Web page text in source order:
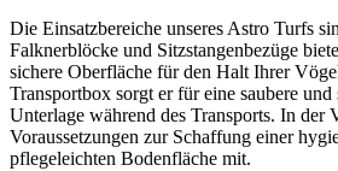
Die Einsatzbereiche unseres Astro Turfs
Falknerblöcke und Sitzstangenbezüge
sichere Oberfläche für den Halt Ihrer
Transportbox sorgt er für eine saubere und
Unterlage während des Transports. In der
Voraussetzungen zur Schaffung einer
pflegeleichten Bodenfläche mit.